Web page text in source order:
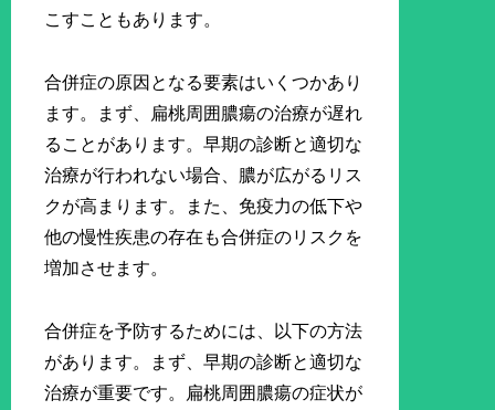
こすこともあります。
合併症の原因となる要素はいくつかあり
ます。まず、扁桃周囲膿瘍の治療が遅れ
ることがあります。早期の診断と適切な
治療が行われない場合、膿が広がるリス
クが高まります。また、免疫力の低下や
他の慢性疾患の存在も合併症のリスクを
増加させます。
合併症を予防するためには、以下の方法
があります。まず、早期の診断と適切な
治療が重要です。扁桃周囲膿瘍の症状が